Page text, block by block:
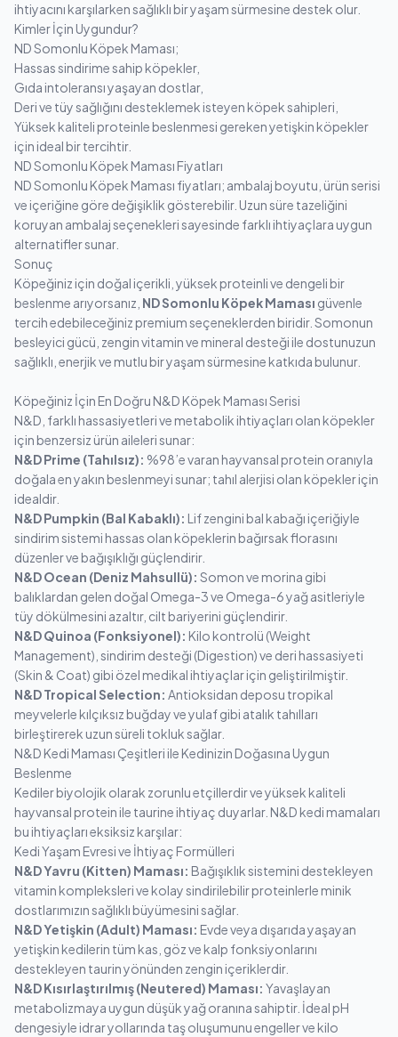
ihtiyacını karşılarken sağlıklı bir yaşam sürmesine destek olur.
Kimler İçin Uygundur?
ND Somonlu Köpek Maması;
Hassas sindirime sahip köpekler,
Gıda intoleransı yaşayan dostlar,
Deri ve tüy sağlığını desteklemek isteyen köpek sahipleri,
Yüksek kaliteli proteinle beslenmesi gereken yetişkin köpekler
için ideal bir tercihtir.
ND Somonlu Köpek Maması Fiyatları
ND Somonlu Köpek Maması fiyatları; ambalaj boyutu, ürün serisi
ve içeriğine göre değişiklik gösterebilir. Uzun süre tazeliğini
koruyan ambalaj seçenekleri sayesinde farklı ihtiyaçlara uygun
alternatifler sunar.
Sonuç
Köpeğiniz için doğal içerikli, yüksek proteinli ve dengeli bir
beslenme arıyorsanız, ND Somonlu Köpek Maması güvenle
tercih edebileceğiniz premium seçeneklerden biridir. Somonun
besleyici gücü, zengin vitamin ve mineral desteği ile dostunuzun
sağlıklı, enerjik ve mutlu bir yaşam sürmesine katkıda bulunur.
Köpeğiniz İçin En Doğru N&D Köpek Maması Serisi
N&D, farklı hassasiyetleri ve metabolik ihtiyaçları olan köpekler
için benzersiz ürün aileleri sunar:
N&D Prime (Tahılsız): %98’e varan hayvansal protein oranıyla
doğala en yakın beslenmeyi sunar; tahıl alerjisi olan köpekler için
idealdir.
N&D Pumpkin (Bal Kabaklı): Lif zengini bal kabağı içeriğiyle
sindirim sistemi hassas olan köpeklerin bağırsak florasını
düzenler ve bağışıklığı güçlendirir.
N&D Ocean (Deniz Mahsullü): Somon ve morina gibi
balıklardan gelen doğal Omega-3 ve Omega-6 yağ asitleriyle
tüy dökülmesini azaltır, cilt bariyerini güçlendirir.
N&D Quinoa (Fonksiyonel): Kilo kontrolü (Weight
Management), sindirim desteği (Digestion) ve deri hassasiyeti
(Skin & Coat) gibi özel medikal ihtiyaçlar için geliştirilmiştir.
N&D Tropical Selection: Antioksidan deposu tropikal
meyvelerle kılçıksız buğday ve yulaf gibi atalık tahılları
birleştirerek uzun süreli tokluk sağlar.
N&D Kedi Maması Çeşitleri ile Kedinizin Doğasına Uygun
Beslenme
Kediler biyolojik olarak zorunlu etçillerdir ve yüksek kaliteli
hayvansal protein ile taurine ihtiyaç duyarlar. N&D kedi mamaları
bu ihtiyaçları eksiksiz karşılar:
Kedi Yaşam Evresi ve İhtiyaç Formülleri
N&D Yavru (Kitten) Maması: Bağışıklık sistemini destekleyen
vitamin kompleksleri ve kolay sindirilebilir proteinlerle minik
dostlarımızın sağlıklı büyümesini sağlar.
N&D Yetişkin (Adult) Maması: Evde veya dışarıda yaşayan
yetişkin kedilerin tüm kas, göz ve kalp fonksiyonlarını
destekleyen taurin yönünden zengin içeriklerdir.
N&D Kısırlaştırılmış (Neutered) Maması: Yavaşlayan
metabolizmaya uygun düşük yağ oranına sahiptir. İdeal pH
dengesiyle idrar yollarında taş oluşumunu engeller ve kilo